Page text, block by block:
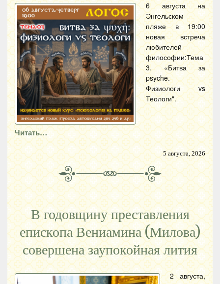
6 августа на
Энгельском
пляже в 19:00
новая встреча
любителей
философии:Тема
3. «Битва за
psyche.
Физиологи vs
Теологи".
Читать…
5 августа, 2026
В годовщину преставления
епископа Вениамина (Милова)
совершена заупокойная лития
2 августа,